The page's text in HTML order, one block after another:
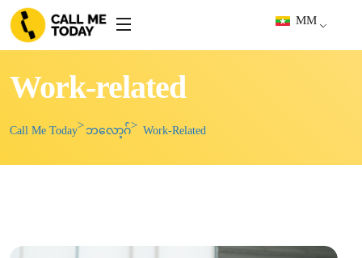
MM
Work-related
Call Me Today ဘလော့ဂ် Work-Related